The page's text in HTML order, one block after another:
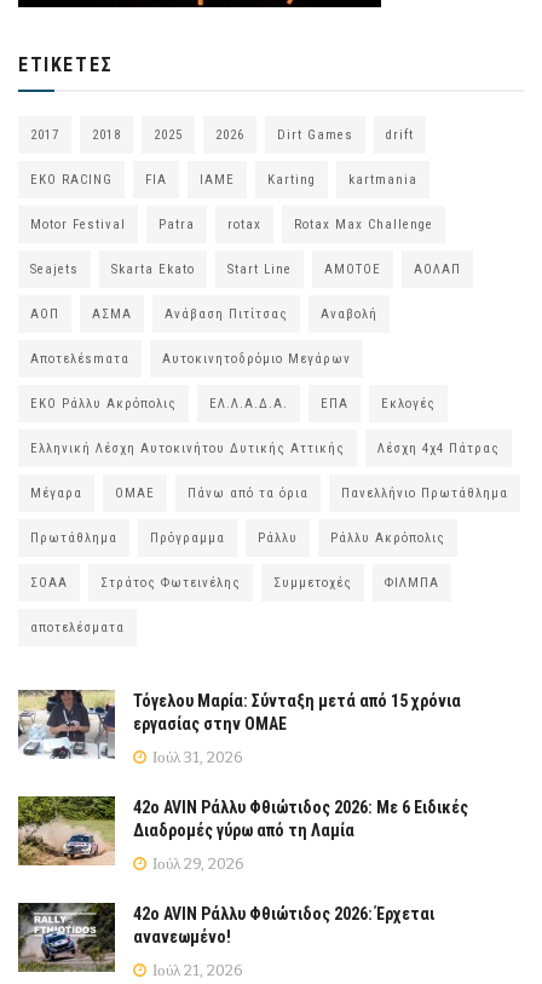
ΕΤΙΚΈΤΕΣ
2017 2018 2025 2026 Dirt Games drift
EKO RACING FIA IAME Karting kartmania
Motor Festival Patra rotax Rotax Max Challenge
Seajets Skarta Ekato Start Line ΑΜΟΤΟΕ ΑΟΛΑΠ
ΑΟΠ ΑΣΜΑ Ανάβαση Πιτίτσας Αναβολή
Αποτελέsmατα Αυτοκινητοδρόμιο Μεγάρων
ΕΚΟ Ράλλυ Ακρόπολις ΕΛ.Λ.Α.Δ.Α. ΕΠΑ Εκλογές
Ελληνική Λέσχη Αυτοκινήτου Δυτικής Αττικής Λέσχη 4χ4 Πάτρας
Μέγαρα ΟΜΑΕ Πάνω από τα όρια Πανελλήνιο Πρωτάθλημα
Πρωτάθλημα Πρόγραμμα Ράλλυ Ράλλυ Ακρόπολις
ΣΟΑΑ Στράτος Φωτεινέλης Συμμετοχές ΦΙΛΜΠΑ
αποτελέσματα
Τόγελου Μαρία: Σύνταξη μετά από 15 χρόνια
εργασίας στην ΟΜΑΕ
Ιούλ 31, 2026
42ο AVIN Ράλλυ Φθιώτιδος 2026: Με 6 Ειδικές
Διαδρομές γύρω από τη Λαμία
Ιούλ 29, 2026
42ο AVIN Ράλλυ Φθιώτιδος 2026: Έρχεται
ανανεωμένο!
Ιούλ 21, 2026